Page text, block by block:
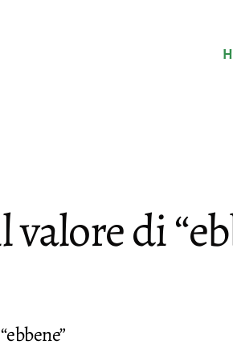
di